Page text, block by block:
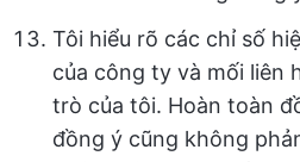
Tôi hiểu rõ các chỉ số
của công ty và mối liên
trò của tôi. Hoàn toàn
đồng ý cũng không